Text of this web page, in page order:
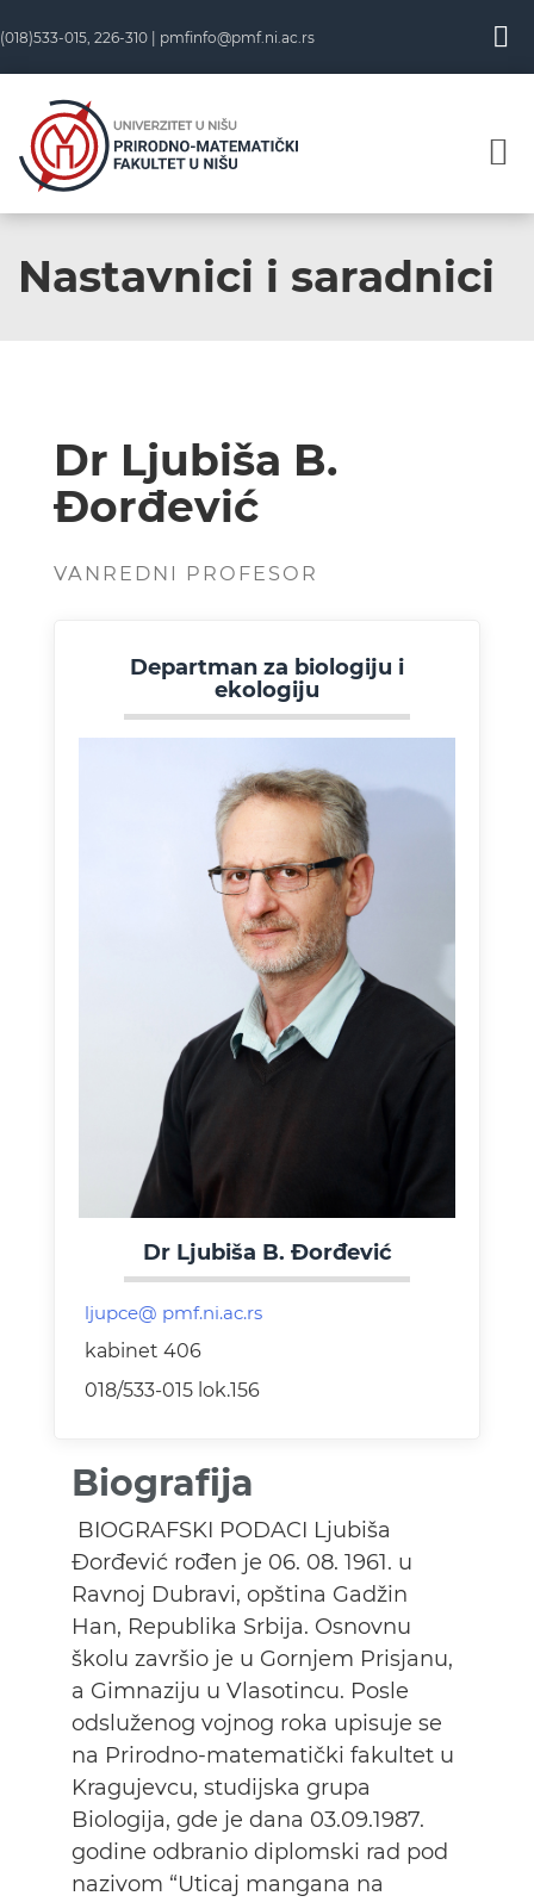
(018)533-015, 226-310 | pmfinfo@pmf.ni.ac.rs
Nastavnici i saradnici
Dr Ljubiša B.
Đorđević
VANREDNI PROFESOR
Departman za biologiju i
ekologiju
Dr Ljubiša B. Đorđević
kabinet 406
018/533-015 lok.156
Biografija
BIOGRAFSKI PODACI Ljubiša
Đorđević rođen je 06. 08. 1961. u
Ravnoj Dubravi, opština Gadžin
Han, Republika Srbija. Osnovnu
školu završio je u Gornjem Prisjanu,
a Gimnaziju u Vlasotincu. Posle
odsluženog vojnog roka upisuje se
na Prirodno-matematički fakultet u
Kragujevcu, studijska grupa
Biologija, gde je dana 03.09.1987.
godine odbranio diplomski rad pod
nazivom “Uticaj mangana na